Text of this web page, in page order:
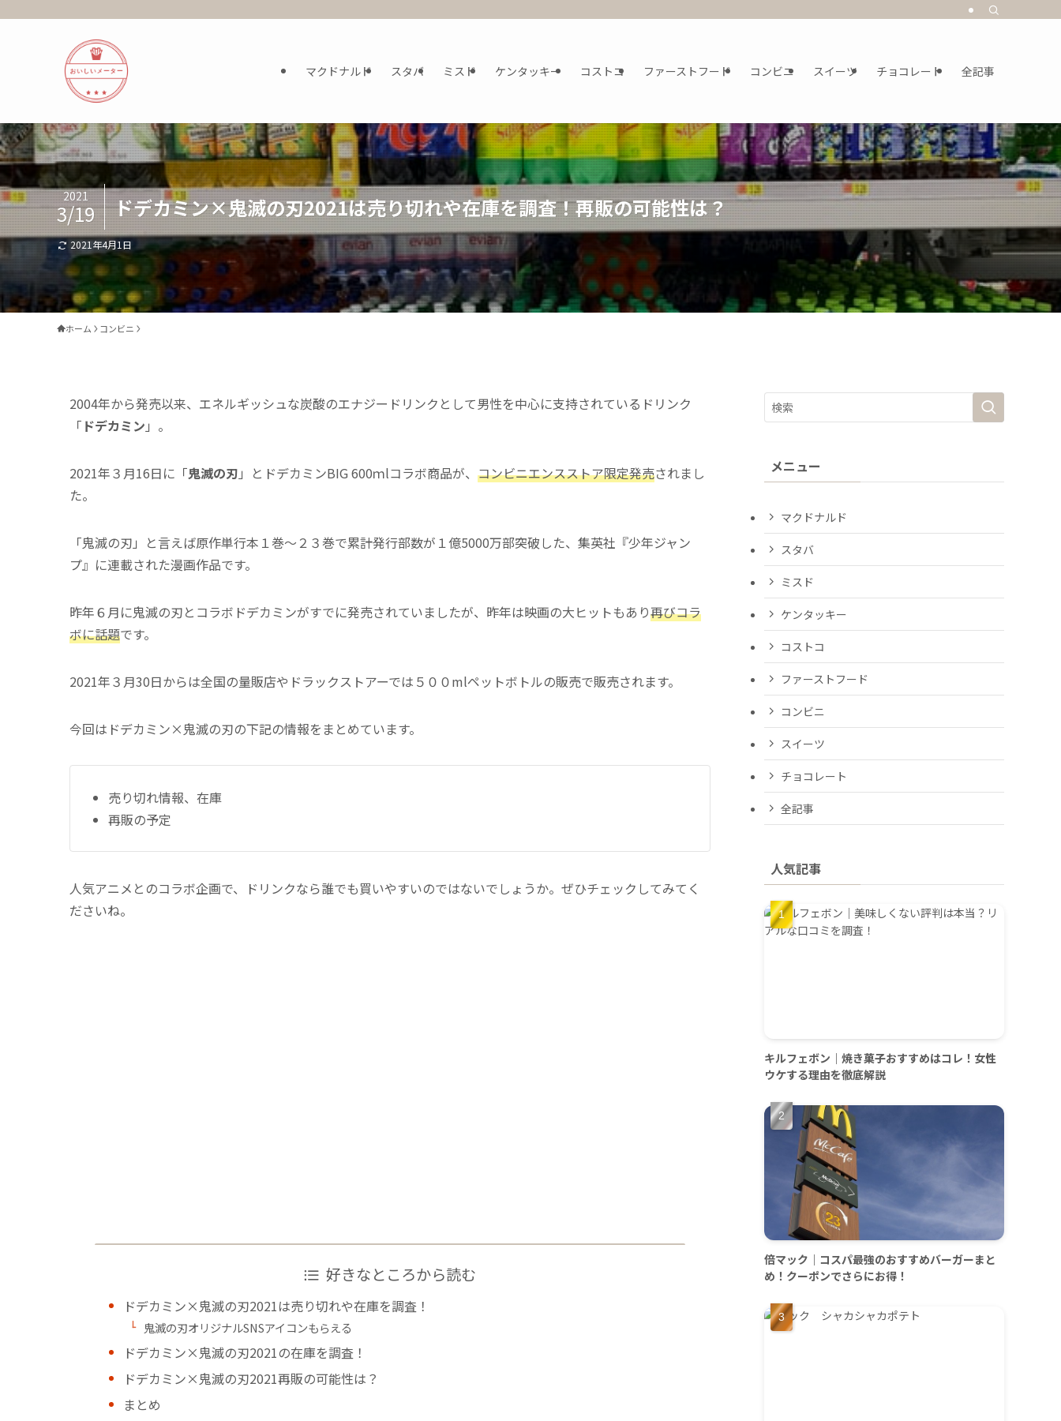
マクドナルド スタバ ミスド ケンタッキー コストコ ファーストフード コンビニ スイーツ チョコレート 全記事
ドデカミン×鬼滅の刃2021は売り切れや在庫を調査！再販の可能性は？
2021
3/19
2021年4月1日
ホーム コンビニ
2004年から発売以来、エネルギッシュな炭酸のエナジードリンクとして男性を中心に支持されているドリンク
「 ドデカミン 」。
2021年３月16日に「鬼滅の刃 」とドデカミンBIG 600ｍlコラボ商品が、 コンビニエンスストア限定発売されまし
た。
「鬼滅の刃」と言えば原作単行本１巻～２３巻で累計発行部数が１億5000万部突破した、集英社『少年ジャン
プ』に連載された漫画作品です。
昨年６月に鬼滅の刃とコラボドデカミンがすでに発売されていましたが、昨年は映画の大ヒットもあり再びコラ
ボに話題です。
2021年３月30日からは全国の量販店やドラックストアーでは５００mlペットボトルの販売で販売されます。
今回はドデカミン×鬼滅の刃の下記の情報をまとめています。
売り切れ情報、在庫
再販の予定
人気アニメとのコラボ企画で、ドリンクなら誰でも買いやすいのではないでしょうか。ぜひチェックしてみてく
ださいね。
好きなところから読む
ドデカミン×鬼滅の刃2021は売り切れや在庫を調査！
鬼滅の刃オリジナルSNSアイコンもらえる
ドデカミン×鬼滅の刃2021の在庫を調査！
ドデカミン×鬼滅の刃2021再販の可能性は？
まとめ
メニュー
マクドナルド
スタバ
ミスド
ケンタッキー
コストコ
ファーストフード
コンビニ
スイーツ
チョコレート
全記事
人気記事
キルフェボン｜焼き菓子おすすめはコレ！女性
ウケする理由を徹底解説
倍マック｜コスパ最強のおすすめバーガーまと
め！クーポンでさらにお得！